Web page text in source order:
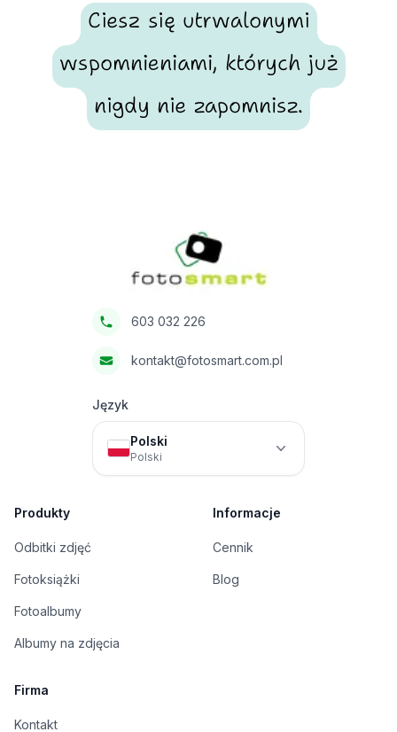
Ciesz się utrwalonymi
wspomnieniami, których już
nigdy nie zapomnisz.
603 032 226
kontakt@fotosmart.com.pl
Język
Polski
Polski
Produkty
Odbitki zdjęć
Fotoksiążki
Fotoalbumy
Albumy na zdjęcia
Informacje
Cennik
Blog
Firma
Kontakt